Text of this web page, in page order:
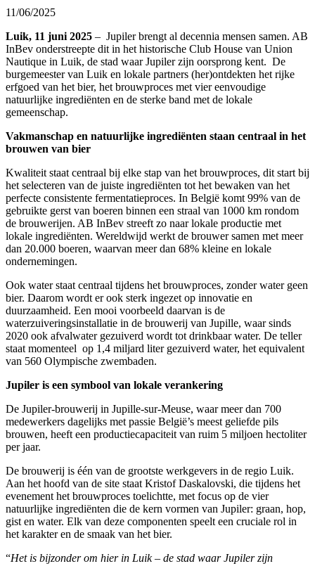
11/06/2025
Luik, 11 juni 2025 – ​ Jupiler brengt al decennia mensen samen. AB
InBev onderstreepte dit in het historische Club House van Union
Nautique in Luik, de stad waar Jupiler zijn oorsprong kent. ​ De
burgemeester van Luik en lokale partners (her)ontdekten het rijke
erfgoed van het bier, het brouwproces met vier eenvoudige
natuurlijke ingrediënten en de sterke band met de lokale
gemeenschap.
Vakmanschap en natuurlijke ingrediënten staan centraal in het
brouwen van bier
Kwaliteit staat centraal bij elke stap van het brouwproces, dit start bij
het selecteren van de juiste ingrediënten tot het bewaken van het
perfecte consistente fermentatieproces. In België komt 99% van de
gebruikte gerst van boeren binnen een straal van 1000 km rondom
de brouwerijen. AB InBev streeft zo naar lokale productie met
lokale ingrediënten. Wereldwijd werkt de brouwer samen met meer
dan 20.000 boeren, waarvan meer dan 68% kleine en lokale
ondernemingen.
Ook water staat centraal tijdens het brouwproces, zonder water geen
bier. Daarom wordt er ook sterk ingezet op innovatie en
duurzaamheid. Een mooi voorbeeld daarvan is de
waterzuiveringsinstallatie in de brouwerij van Jupille, waar sinds
2020 ook afvalwater gezuiverd wordt tot drinkbaar water. De teller
staat momenteel ​ op 1,4 miljard liter gezuiverd water, het equivalent
van 560 Olympische zwembaden.
Jupiler is een symbool van lokale verankering
De Jupiler-brouwerij in Jupille-sur-Meuse, waar meer dan 700
medewerkers dagelijks met passie België’s meest geliefde pils
brouwen, heeft een productiecapaciteit van ruim 5 miljoen hectoliter
per jaar.
De brouwerij is één van de grootste werkgevers in de regio Luik.
Aan het hoofd van de site staat Kristof Daskalovski, die tijdens het
evenement het brouwproces toelichtte, met focus op de vier
natuurlijke ingrediënten die de kern vormen van Jupiler: graan, hop,
gist en water. Elk van deze componenten speelt een cruciale rol in
het karakter en de smaak van het bier.
“Het is bijzonder om hier in Luik – de stad waar Jupiler zijn